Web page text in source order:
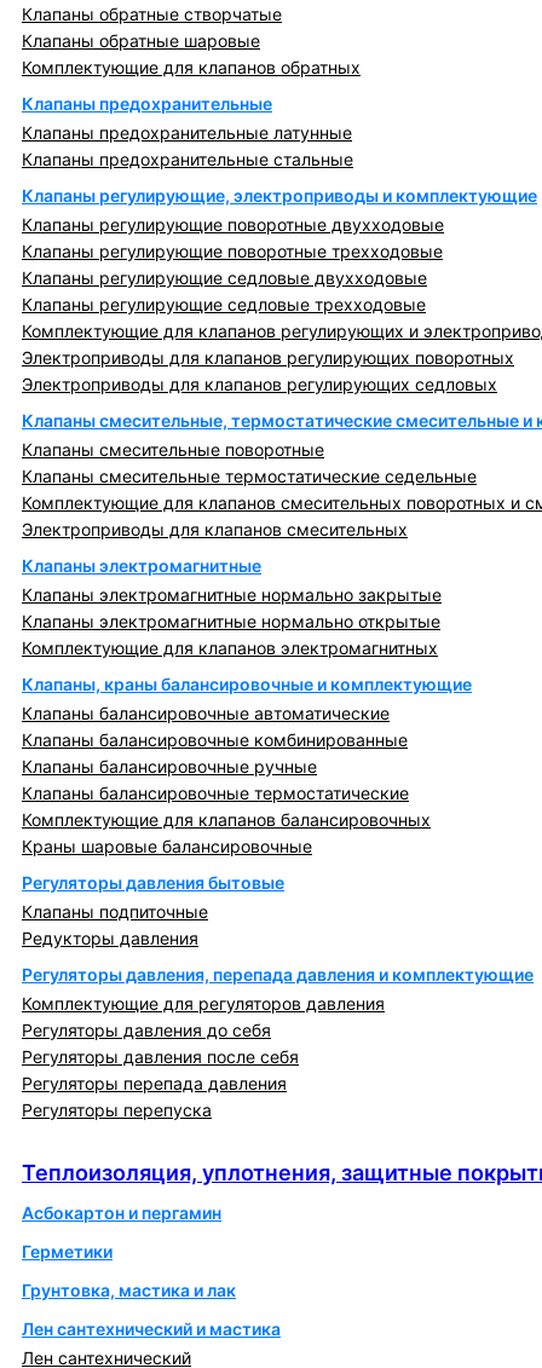
Клапаны обратные створчатые
Клапаны обратные шаровые
Комплектующие для клапанов обратных
Клапаны предохранительные
Клапаны предохранительные латунные
Клапаны предохранительные стальные
Клапаны регулирующие, электроприводы и комплектующие
Клапаны регулирующие поворотные двухходовые
Клапаны регулирующие поворотные трехходовые
Клапаны регулирующие седловые двухходовые
Клапаны регулирующие седловые трехходовые
Комплектующие для клапанов регулирующих и
Электроприводы для клапанов регулирующих поворотных
Электроприводы для клапанов регулирующих седловых
Клапаны смесительные, термостатические смесительные
Клапаны смесительные поворотные
Клапаны смесительные термостатические седельные
Комплектующие для клапанов смесительных поворотных и
Электроприводы для клапанов смесительных
Клапаны электромагнитные
Клапаны электромагнитные нормально закрытые
Клапаны электромагнитные нормально открытые
Комплектующие для клапанов электромагнитных
Клапаны, краны балансировочные и комплектующие
Клапаны балансировочные автоматические
Клапаны балансировочные комбинированные
Клапаны балансировочные ручные
Клапаны балансировочные термостатические
Комплектующие для клапанов балансировочных
Краны шаровые балансировочные
Регуляторы давления бытовые
Клапаны подпиточные
Редукторы давления
Регуляторы давления, перепада давления и комплектующие
Комплектующие для регуляторов давления
Регуляторы давления до себя
Регуляторы давления после себя
Регуляторы перепада давления
Регуляторы перепуска
Теплоизоляция, уплотнения, защитные
Асбокартон и пергамин
Герметики
Грунтовка, мастика и лак
Лен сантехнический и мастика
Лен сантехнический